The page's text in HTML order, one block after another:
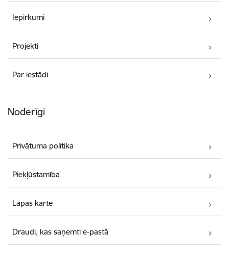
Iepirkumi
Projekti
Par iestādi
Noderīgi
Privātuma politika
Piekļūstamība
Lapas karte
Draudi, kas saņemti e-pastā